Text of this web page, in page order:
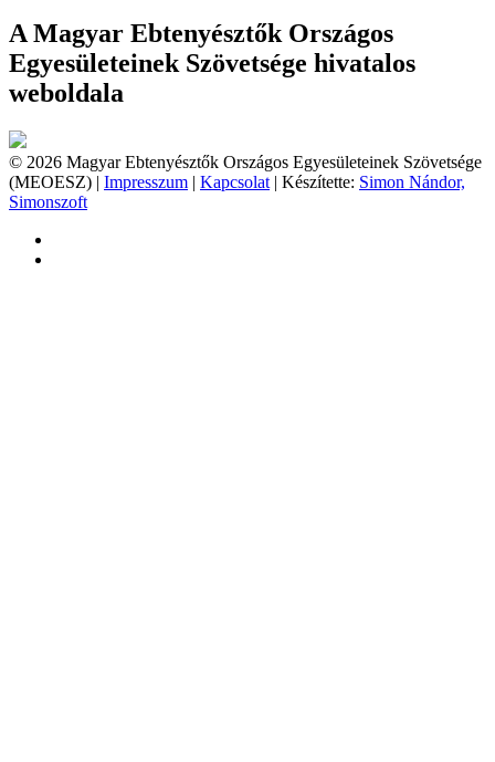
A Magyar Ebtenyésztők Országos
Egyesületeinek Szövetsége hivatalos
weboldala
© 2026 Magyar Ebtenyésztők Országos Egyesületeinek Szövetsége
(MEOESZ) | Impresszum | Kapcsolat | Készítette: Simon Nándor,
Simonszoft